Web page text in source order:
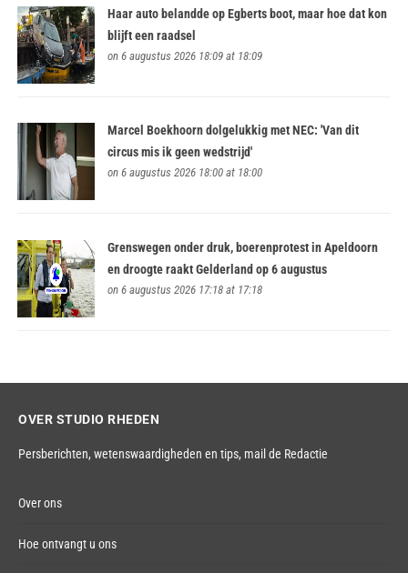
Haar auto belandde op Egberts boot, maar hoe dat kon
blijft een raadsel
on 6 augustus 2026 18:09 at 18:09
Marcel Boekhoorn dolgelukkig met NEC: 'Van dit
circus mis ik geen wedstrijd'
on 6 augustus 2026 18:00 at 18:00
Grenswegen onder druk, boerenprotest in Apeldoorn
en droogte raakt Gelderland op 6 augustus
on 6 augustus 2026 17:18 at 17:18
OVER STUDIO RHEDEN
Persberichten, wetenswaardigheden en tips, mail de Redactie
Over ons
Hoe ontvangt u ons